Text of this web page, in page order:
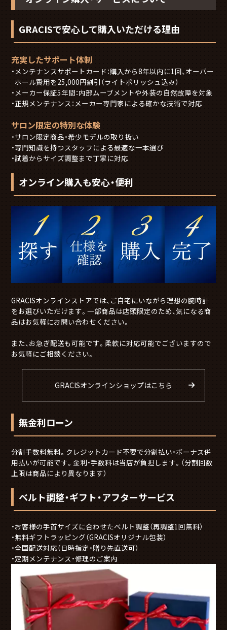
GRACISで安心して購入いただける理由
充実したサポート体制
メンテナンスサポートカード：購入から8年以内に1回、オーバー
ホール費用を25,000円割引（ライトポリッシュ込み）
メーカー保証5年間：内部ムーブメントや外装の自然故障を対象
正規メンテナンス：メーカー専門家による確かな技術で対応
サロン限定の特別な体験
サロン限定商品・希少モデルの取り扱い
専門知識を持つスタッフによる最適な一本選び
試着からサイズ調整まで丁寧に対応
オンライン購入も安心・便利
GRACISオンラインストアでは、ご自宅にいながら理想の腕時計
をお選びいただけます。一部商品は店頭限定のため、気になる商
品はお気軽にお問い合わせください。
また、お急ぎ配送も可能です。柔軟に対応可能でございますので
お気軽にご相談ください。
GRACISオンラインショップはこちら
無金利ローン
分割手数料無料。クレジットカード不要で分割払い・ボーナス併
用払いが可能です。金利・手数料は当店が負担します。（分割回数
上限は商品により異なります）
ベルト調整・ギフト・アフターサービス
お客様の手首サイズに合わせたベルト調整（再調整1回無料）
無料ギフトラッピング（GRACISオリジナル包装）
全国配送対応（日時指定・贈り先直送可）
定期メンテナンス・修理のご案内